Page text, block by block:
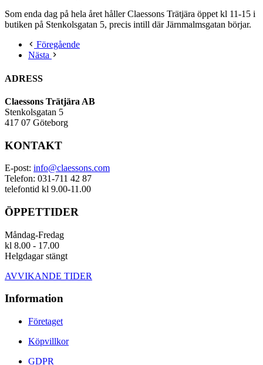
Som enda dag på hela året håller Claessons Trätjära öppet kl 11-15 i
butiken på Stenkolsgatan 5, precis intill där Järnmalmsgatan börjar.
Föregående
Nästa
ADRESS
Claessons Trätjära AB
Stenkolsgatan 5
417 07 Göteborg
KONTAKT
E-post: info@claessons.com
Telefon: 031-711 42 87
telefontid kl 9.00-11.00
ÖPPETTIDER
Måndag-Fredag
kl 8.00 - 17.00
Helgdagar stängt
AVVIKANDE TIDER
Information
Företaget
Köpvillkor
GDPR